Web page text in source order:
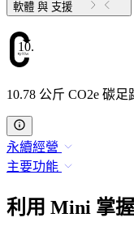
軟體 與 支援
10.78
10.78 公斤 CO2e 碳足
永續經營
主要功能
利用 Mini 掌